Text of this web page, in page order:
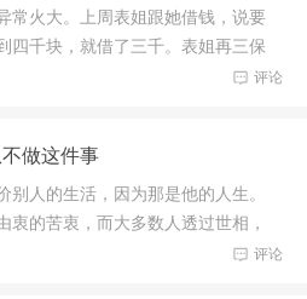
常火大。上周表姐跟她借钱，说要
四千块，就借了三千。表姐再三保
评论
做这件事
人的生活，因为那是他的人生。
衷的苦衷，而大多数人透过世相，
评论